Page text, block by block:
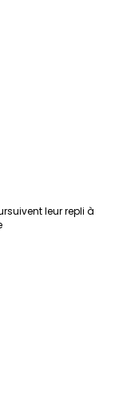
leur repli à